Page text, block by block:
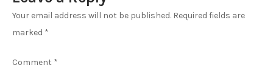
Your email address will not be published. Required fields are
marked *
Comment *